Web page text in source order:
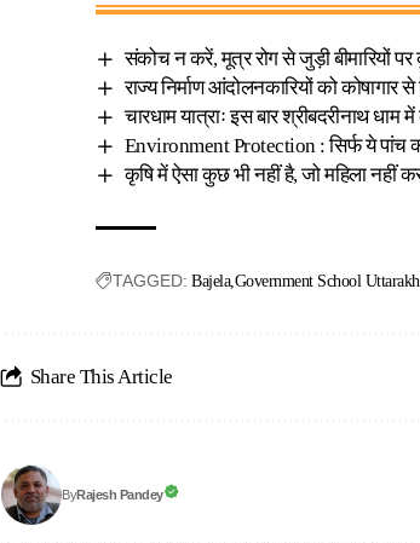
संकोच न करें, मूत्र रोग से जुड़ी बीमारियों
राज्य निर्माण आंदोलनकारियों को कोषागार
चारधाम यात्राः इस बार श्रीबदरीनाथ
Environment Protection : सिर्फ ये
कृषि में ऐसा कुछ भी नहीं है, जो महिला नहीं
TAGGED: Bajela Government School
Share This Article
ByRajesh Pandey